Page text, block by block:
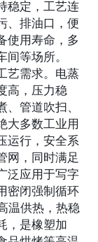
稳定，工艺连
、排油口，便
使用寿命，多
等场所。
需求。 电蒸
高，压力稳
管道吹扫、
大多数工业用
运行，安全系
网，同时满足
泛应用于写字
密闭强制循环
温供热，热稳
，是橡塑加